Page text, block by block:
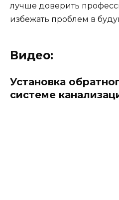
лучше доверить
избежать проблем в
Видео:
Установка
системе